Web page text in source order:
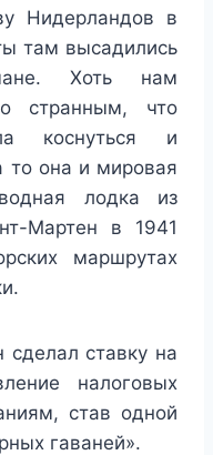
Нидерландов в
там высадились
Хоть нам
странным, что
коснуться и
то она и мировая
лодка из
Мартен в 1941
маршрутах
ставку на
налоговых
став одной
гаваней».